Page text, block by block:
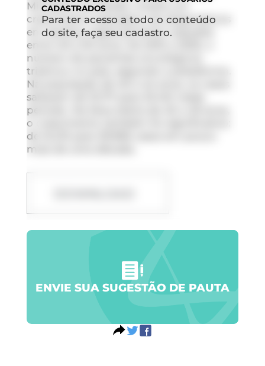
Ministério da Saúde, mostra um
crescimento expressivo de diagnósticos
em adultos, especialmente naqueles
entre 40 e 50 anos. De 2013 a 2025, o
número de pacientes oncológicos
triplicou no país, segundo a plataforma.
Na população de 40 a 44 anos, os casos
saltaram de 10.171 para 33.412 nesse
período. Na faixa etária de 45 a 49 anos,
o crescimento também foi significativo:
de 15.213 para 39.906 casos em pouco
mais de uma década.
CADASTRADOS
Para ter acesso a todo o conteúdo
do site, faça seu cadastro.
ENVIE SUA SUGESTÃO DE PAUTA